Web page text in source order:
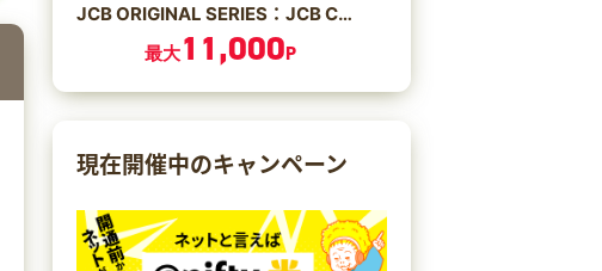
JCB ORIGINAL SERIES：JCB CARD W/JCB CARD W plus L
最大11,000P
現在開催中のキャンペーン